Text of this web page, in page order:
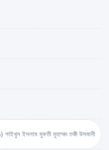
(شيخ الاسلام مفتي محمد تقي عثماني) শাইখুল ইসলাম মুফতী মুহাম্মদ তকী উসমানী